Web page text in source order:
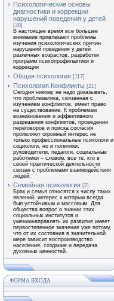
Психологические основы
диагностики и коррекции
нарушений поведения у детей
[30]
В настоящее время все большее
внимание привлекают проблемы
изучения психологических причин
нарушений поведения у детей
различных возрастов, разработки
программ психопрофилактики и
коррекции
Общая психология [117]
Психология.Конфликты [21]
Сегодня никому не надо доказывать,
что проблематика, связанная с
изучением конфликтов, имеет право
на существование. К проблемам
возникновения и эффективного
разрешения конфликтов, проведения
переговоров и поиска согласия
проявляют огромный интерес не
только профессиональные психологи и
социологи, но и политики,
руководители, педагоги, социальные
работники – словом, все те, кто в
своей практической деятельности
связан с проблемами взаимодействия
людей.
Семейная психология [2]
Брак и семья относятся к числу таких
явлений, интерес к которым всегда
был устойчивым и массовым. Для
общества вопрос о знании этих
социальных институтов и
умениинаправлять их развитие имеет
первостепенное значение уже потому,
что от их состояния в значительной
мере зависит воспроизводство
населения, создание и передача
духовных ценностей.
ФОРМА ВХОДА